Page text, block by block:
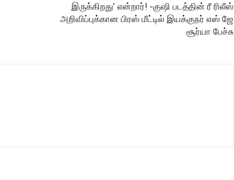
இருக்கிறது’ என்றார்! -குஷி படத்தின் ரீ ரிலீஸ்
அறிவிப்புக்கான பிரஸ் மீட்டில் இயக்குநர் எஸ் ஜே
சூர்யா பேச்சு